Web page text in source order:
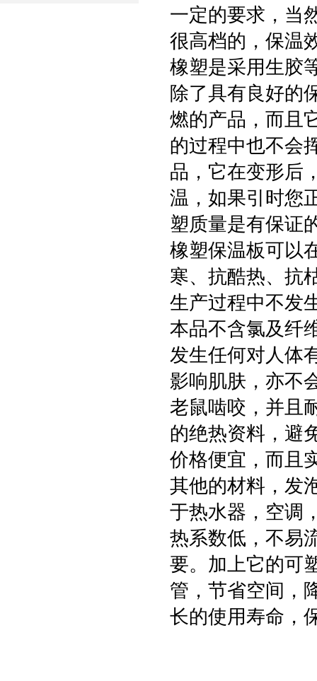
一定的要求，当
很高档的，保温
橡塑是采用生胶
除了具有良好的
燃的产品，而且
的过程中也不会
品，它在变形后
温，如果引时您
塑质量是有保证
橡塑保温板可以
寒、抗酷热、抗
生产过程中不发
本品不含氯及纤
发生任何对人体
影响肌肤，亦不
老鼠啮咬，并且
的绝热资料，避
价格便宜，而且
其他的材料，发
于热水器，空调
热系数低，不易
要。加上它的可
管，节省空间，
长的使用寿命，